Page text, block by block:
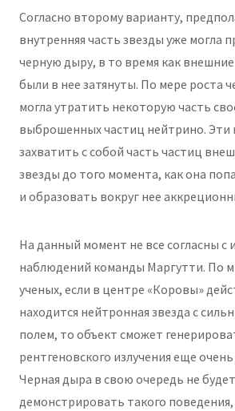
Согласно второму варианту,
внутренняя часть звезды уже могла
черную дыру, в то время как
были в нее затянуты. По мере роста
могла утратить некоторую часть
выброшенных частиц нейтрино. Эти
захватить с собой часть частиц
звезды до того момента, как она
и образовать вокруг нее
На данный момент не все согласны с
наблюдений команды Маргутти. По
ученых, если в центре «Коровы»
находится нейтронная звезда с
полем, то объект сможет
рентгеновского излучения еще
Черная дыра в свою очередь не будет
демонстрировать такого